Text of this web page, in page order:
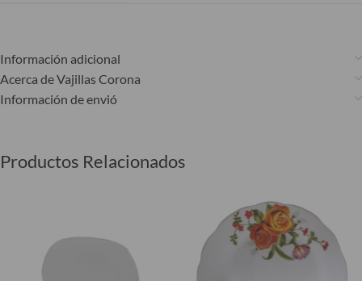
Información adicional
Acerca de Vajillas Corona
Información de envió
Productos Relacionados